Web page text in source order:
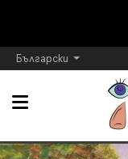
Български